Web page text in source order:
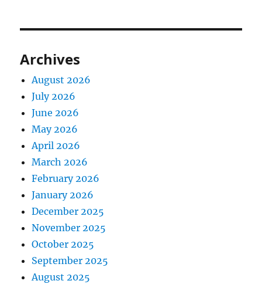
Archives
August 2026
July 2026
June 2026
May 2026
April 2026
March 2026
February 2026
January 2026
December 2025
November 2025
October 2025
September 2025
August 2025